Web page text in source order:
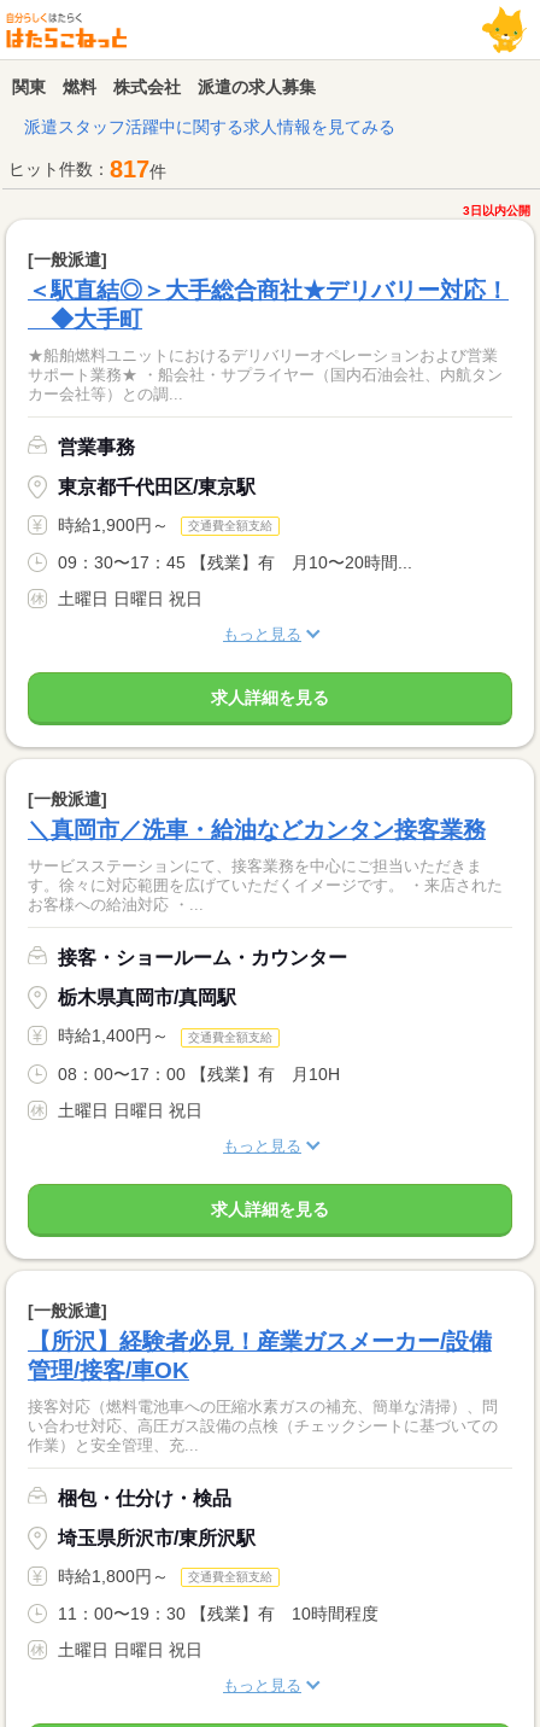
関東 燃料 株式会社 派遣の求人募集
派遣スタッフ活躍中に関する求人情報を見てみる
ヒット件数： 817件
3日以内公開
[一般派遣]
＜駅直結◎＞大手総合商社★デリバリー対応！
◆大手町
★船舶燃料ユニットにおけるデリバリーオペレーションおよび営業
サポート業務★ ・船会社・サプライヤー（国内石油会社、内航タン
カー会社等）との調...
営業事務
東京都千代田区/東京駅
時給1,900円～ 交通費全額支給
09：30〜17：45 【残業】有 月10〜20時間...
土曜日 日曜日 祝日
もっと見る
求人詳細を見る
[一般派遣]
＼真岡市／洗車・給油などカンタン接客業務
サービスステーションにて、接客業務を中心にご担当いただきま
す。徐々に対応範囲を広げていただくイメージです。 ・来店された
お客様への給油対応 ・...
接客・ショールーム・カウンター
栃木県真岡市/真岡駅
時給1,400円～ 交通費全額支給
08：00〜17：00 【残業】有 月10H
土曜日 日曜日 祝日
もっと見る
求人詳細を見る
[一般派遣]
【所沢】経験者必見！産業ガスメーカー/設備
管理/接客/車OK
接客対応（燃料電池車への圧縮水素ガスの補充、簡単な清掃）、問
い合わせ対応、高圧ガス設備の点検（チェックシートに基づいての
作業）と安全管理、充...
梱包・仕分け・検品
埼玉県所沢市/東所沢駅
時給1,800円～ 交通費全額支給
11：00〜19：30 【残業】有 10時間程度
土曜日 日曜日 祝日
もっと見る